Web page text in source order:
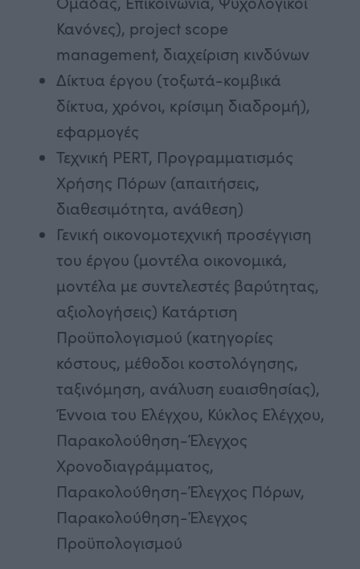
Κανόνες), project scope
management, διαχείριση κινδύνων
Δίκτυα έργου (τοξωτά-κομβικά
δίκτυα, χρόνοι, κρίσιμη διαδρομή),
εφαρμογές
Τεχνική PERT, Προγραμματισμός
Χρήσης Πόρων (απαιτήσεις,
διαθεσιμότητα, ανάθεση)
Γενική οικονομοτεχνική προσέγγιση
του έργου (μοντέλα οικονομικά,
μοντέλα με συντελεστές βαρύτητας,
αξιολογήσεις) Κατάρτιση
Προϋπολογισμού (κατηγορίες
κόστους, μέθοδοι κοστολόγησης,
ταξινόμηση, ανάλυση ευαισθησίας),
Έννοια του Ελέγχου, Κύκλος Ελέγχου,
Παρακολούθηση-Έλεγχος
Χρονοδιαγράμματος,
Παρακολούθηση-Έλεγχος Πόρων,
Παρακολούθηση-Έλεγχος
Προϋπολογισμού